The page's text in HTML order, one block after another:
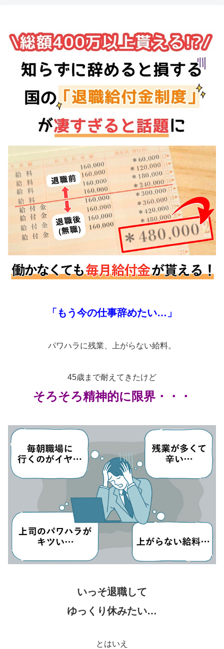
「もう今の仕事辞めたい…」
パワハラに残業、上がらない給料。
45歳まで耐えてきたけど
そろそろ精神的に限界・・・
いっそ退職して
ゆっくり休みたい…
とはいえ